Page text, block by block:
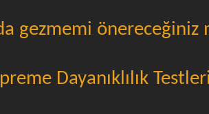
gezmemi önereceğiniz
Dayanıklılık